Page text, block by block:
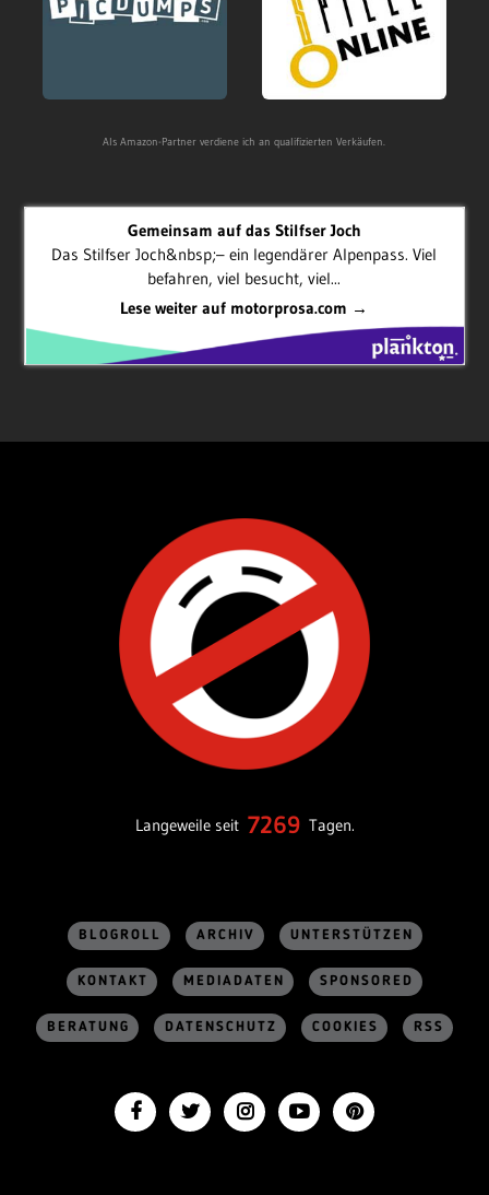
Als Amazon-Partner verdiene ich an qualifizierten Verkäufen.
Gemeinsam auf das Stilfser Joch
Das Stilfser Joch&nbsp;– ein legendärer Alpenpass. Viel
befahren, viel besucht, viel...
Lese weiter auf motorprosa.com →
Langeweile seit 7269 Tagen.
BLOGROLL ARCHIV UNTERSTÜTZEN
KONTAKT MEDIADATEN SPONSORED
BERATUNG DATENSCHUTZ COOKIES RSS